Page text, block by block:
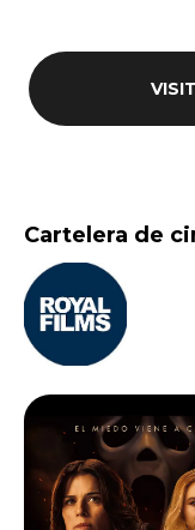
Cartelera de